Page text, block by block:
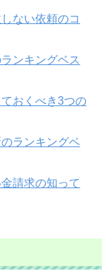
ない依頼のコ
ンキングベス
おくべき3つの
ランキングベ
請求の知って